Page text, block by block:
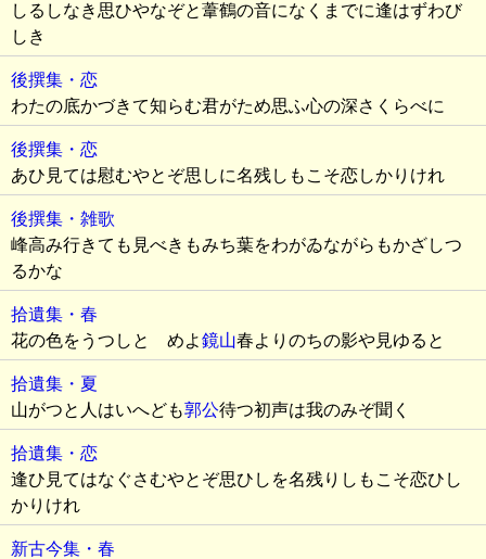
しるしなき思ひやなぞと葦鶴の音になくまでに逢はずわび
しき
後撰集・恋
わたの底かづきて知らむ君がため思ふ心の深さくらべに
後撰集・恋
あひ見ては慰むやとぞ思しに名残しもこそ恋しかりけれ
後撰集・雑歌
峰高み行きても見べきもみち葉をわがゐながらもかざしつ
るかな
拾遺集・春
花の色をうつしとゞめよ鏡山春よりのちの影や見ゆると
拾遺集・夏
山がつと人はいへども郭公待つ初声は我のみぞ聞く
拾遺集・恋
逢ひ見てはなぐさむやとぞ思ひしを名残りしもこそ恋ひし
かりけれ
新古今集・春